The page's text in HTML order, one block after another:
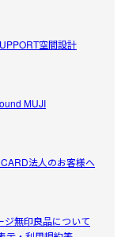
空間設計
MUJI
法人のお客様へ
ジ無印良品について